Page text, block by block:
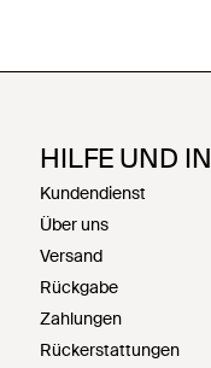
HILFE UND
Kundendienst
Über uns
Versand
Rückgabe
Zahlungen
Rückerstattungen